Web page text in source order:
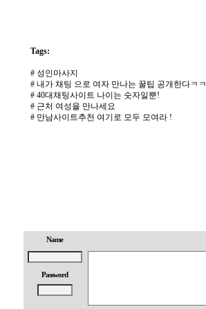
Tags:
# 성인마사지
# 내가 채팅 으로 여자 만나는 꿀팁 공개한다ㅋㅋ
# 40대채팅사이트 나이는 숫자일뿐!
# 근처 여성을 만나세요
# 만남사이트추천 여기로 모두 모여라 !
Name
Password